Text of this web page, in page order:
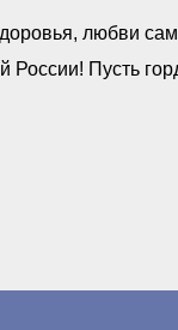
любви
Пусть